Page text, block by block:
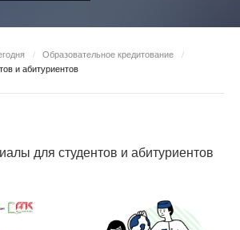
/ Образовательное кредитование
/
и абитуриентов
для студентов и абитуриентов